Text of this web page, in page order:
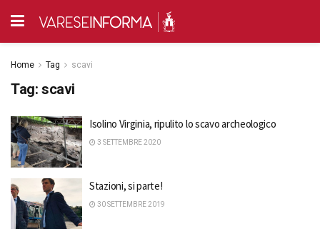
Home Tag scavi
Tag: scavi
Isolino Virginia, ripulito lo scavo archeologico
3 SETTEMBRE 2020
Stazioni, si parte!
30 SETTEMBRE 2019